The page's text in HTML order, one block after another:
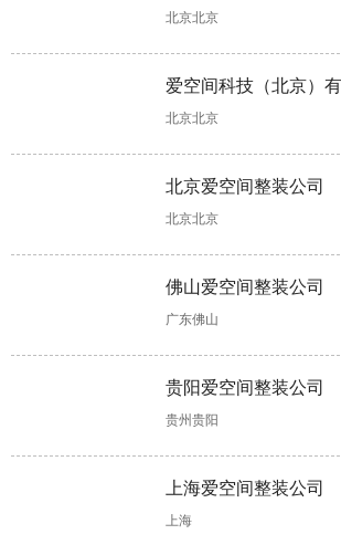
全包装修多少
钱?装修报价
存在个体差
混搭装修
设计?有两
北京北京
爱空间科技（北京）
北京北京
北京爱空间整装公司
北京北京
佛山爱空间整装公司
广东佛山
贵阳爱空间整装公司
贵州贵阳
上海爱空间整装公司
上海